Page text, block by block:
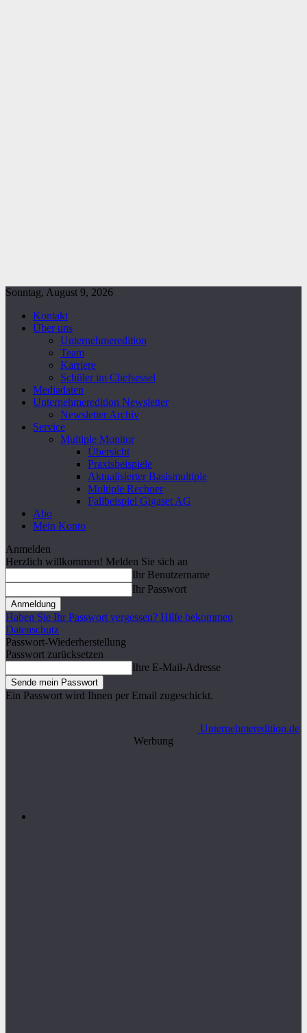
Sonntag, August 9, 2026
Kontakt
Über uns
Unternehmeredition
Team
Karriere
Schüler im Chefsessel
Mediadaten
Unternehmeredition Newsletter
Newsletter Archiv
Service
Multiple Monitor
Übersicht
Praxisbeispiele
Aktualisierter Basismultiple
Multiple Rechner
Fallbeispiel Gigaset AG
Abo
Mein Konto
Anmelden
Herzlich willkommen! Melden Sie sich an
Ihr Benutzername
Ihr Passwort
Haben Sie Ihr Passwort vergessen? Hilfe bekommen
Datenschutz
Passwort-Wiederherstellung
Passwort zurücksetzen
Ihre E-Mail-Adresse
Ein Passwort wird Ihnen per Email zugeschickt.
Unternehmeredition.de
Werbung